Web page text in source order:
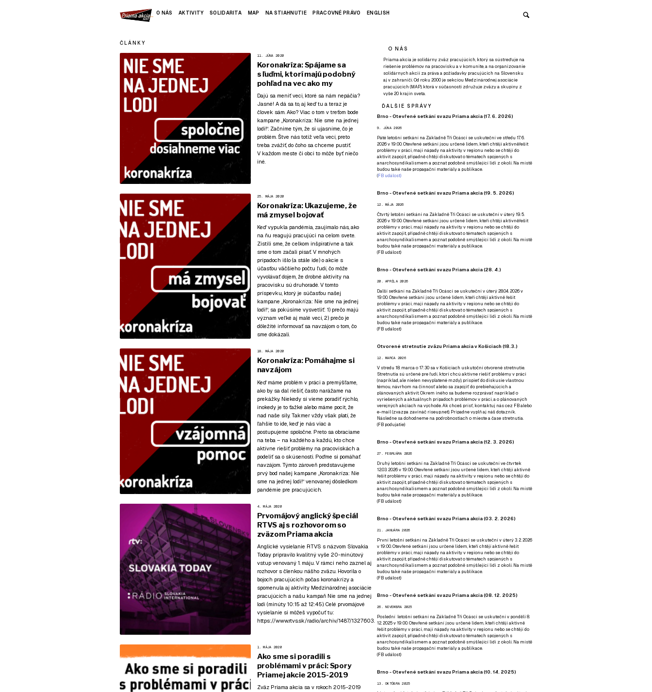
O NÁS AKTIVITY SOLIDARITA MAP NA STIAHNUTIE PRACOVNÉ PRÁVO ENGLISH
ČLÁNKY
11. JÚNA 2020
Koronakríza: Spájame sa
s ľuďmi, ktorí majú podobný
pohľad na vec ako my
Dajú sa meniť veci, ktoré sa nám nepáčia?
Jasné! A dá sa to, aj keď tu a teraz je
človek sám. Ako? Viac o tom v treťom bode
kampane „Koronakríza: Nie sme na jednej
lodi!“. Začnime tým, že si ujasníme, čo je
problém. Štve nás totiž veľa vecí, preto
treba zvážiť, do čoho sa chceme pustiť.
V každom meste či obci to môže byť niečo
iné.
25. MÁJA 2020
Koronakríza: Ukazujeme, že
má zmysel bojovať
Keď vypukla pandémia, zaujímalo nás, ako
na ňu reagujú pracujúci na celom svete.
Zistili sme, že celkom inšpiratívne a tak
sme o tom začali písať. V mnohých
prípadoch išlo (a stále ide) o akcie s
účasťou väčšieho počtu ľudí, čo môže
vyvolávať dojem, že drobné aktivity na
pracovisku sú druhoradé. V tomto
príspevku, ktorý je súčasťou našej
kampane „Koronakríza: Nie sme na jednej
lodi!“, sa pokúsime vysvetliť: 1) prečo majú
význam veľké aj malé veci, 2) prečo je
dôležité informovať sa navzájom o tom, čo
sme dokázali.
18. MÁJA 2020
Koronakríza: Pomáhajme si
navzájom
Keď máme problém v práci a premýšľame,
ako by sa dal riešiť, často narážame na
prekážky. Niekedy si vieme poradiť rýchlo,
inokedy je to ťažké alebo máme pocit, že
nad naše sily. Takmer vždy však platí, že
ľahšie to ide, keď je nás viac a
postupujeme spoločne. Preto sa obraciame
na teba – na každého a každú, kto chce
aktívne riešiť problémy na pracoviskách a
podeliť sa o skúsenosti. Poďme si pomáhať
navzájom. Týmto zároveň predstavujeme
prvý bod našej kampane „Koronakríza: Nie
sme na jednej lodi!“venovanej dôsledkom
pandémie pre pracujúcich.
4. MÁJA 2020
Prvomájový anglický špeciál
RTVS aj s rozhovorom so
zväzom Priama akcia
Anglické vysielanie RTVS s názvom Slovakia
Today pripravilo kvalitný vyše 20-minútový
vstup venovaný 1. máju. V rámci neho zaznel aj
rozhovor s členkou nášho zväzu. Hovorila o
bojoch pracujúcich počas koronakrízy a
spomenula aj aktivity Medzinárodnej asociácie
pracujúcich a našu kampaň Nie sme na jednej
lodi (minúty 10:15 až 12:45). Celé prvomájové
vysielanie si môžeš vypočuť tu:
https://www.rtvs.sk/radio/archiv/1487/1327603.
1. MÁJA 2020
Ako sme si poradili s
problémami v práci: Spory
Priamej akcie 2015-2019
Zväz Priama akcia sa v rokoch 2015-2019
O NÁS
Priama akcia je solidárny zväz pracujúcich, ktorý sa sústreďuje na
riešenie problémov na pracovisku a v komunite, a na organizovanie
solidárnych akcií za práva a požiadavky pracujúcich na Slovensku
aj v zahraničí. Od roku 2000 je sekciou Medzinárodnej asociácie
pracujúcich (MAP), ktorá v súčasnosti združuje zväzy a skupiny z
vyše 20 krajín sveta.
ĎALŠIE SPRÁVY
Brno - Otevřené setkání svazu Priama akcia (17. 6. 2026)
9. JÚNA 2026
Páté letošní setkání na Základně Tři Ocásci se uskuteční ve středu 17. 6.
2026 v 19:00. Otevřené setkání jsou určené lidem, kteří chtějí aktivněřešit
problémy v práci, mají nápady na aktivity v regionu nebo se chtějí do
aktivit zapojit, případně chtějí diskutovat o tématech spojených s
anarchosyndikalismem a poznat podobně smýšlející lidi z okolí. Na místě
budou také naše propagační materiály a publikace.
(FB událost)
Brno - Otevřené setkání svazu Priama akcia (19. 5. 2026)
12. MÁJA 2026
Čtvrtý letošní setkání na Základně Tři Ocásci se uskuteční v úterý 19. 5.
2026 v 19:00. Otevřené setkání jsou určené lidem, kteří chtějí aktivněřešit
problémy v práci, mají nápady na aktivity v regionu nebo se chtějí do
aktivit zapojit, případně chtějí diskutovat o tématech spojených s
anarchosyndikalismem a poznat podobně smýšlející lidi z okolí. Na místě
budou také naše propagační materiály a publikace.
(FB událost)
Brno - Otevřené setkání svazu Priama akcia (28. 4.)
20. APRÍLA 2026
Další setkání na Základně Tři Ocásci se uskuteční v úterý 28.04. 2026 v
19:00. Otevřené setkání jsou určené lidem, kteří chtějí aktivně řešit
problémy v práci, mají nápady na aktivity v regionu nebo se chtějí do
aktivit zapojit, případně chtějí diskutovat o tématech spojených s
anarchosyndikalismem a poznat podobně smýšlející lidi z okolí. Na místě
budou také naše propagační materiály a publikace.
(FB událost)
Otvorené stretnutie zväzu Priama akcia v Košiciach (18.3.)
12. MARCA 2026
V stredu 18. marca o 17:30 sa v Košiciach uskutoční otvorené stretnutie.
Stretnutia sú určené pre ľudí, ktorí chcú aktívne riešiť problémy v práci
(napríklad, ale nielen nevyplatené mzdy), prispieť do diskusie vlastnou
témou, návrhom na činnosť alebo sa zapojiť do prebiehajúcich a
plánovaných aktivít. Okrem iného sa budeme rozprávať napríklad o
vyriešených a aktuálnych prípadoch problémov v práci, a o plánovaných
verejných akciach na východe. Ak chceš prísť, kontaktuj nás cez FBalebo
e-mail (zvazpa zavináč riseup.net). Prípadnevyplň aj náš dotazník.
Následne sa dohodneme na podrobnostiach o mieste a čase stretnutia.
(FB podujatie)
Brno - Otevřené setkání svazu Priama akcia (12. 3. 2026)
27. FEBRUÁRA 2026
Druhý letošní setkání na Základně Tři Ocásci se uskuteční ve čtvrtek
12.03. 2026 v 19:00. Otevřené setkání jsou určené lidem, kteří chtějí aktivně
řešit problémy v práci, mají nápady na aktivity v regionu nebo se chtějí do
aktivit zapojit, případně chtějí diskutovat o tématech spojených s
anarchosyndikalismem a poznat podobně smýšlející lidi z okolí. Na místě
budou také naše propagační materiály a publikace.
(FB událost)
Brno - Otevřené setkání svazu Priama akcia (03. 2. 2026)
21. JANUÁRA 2026
První letošní setkání na Základně Tři Ocásci se uskuteční v úterý 3. 2. 2026
v 19:00. Otevřené setkání jsou určené lidem, kteří chtějí aktivně řešit
problémy v práci, mají nápady na aktivity v regionu nebo se chtějí do
aktivit zapojit, případně chtějí diskutovat o tématech spojených s
anarchosyndikalismem a poznat podobně smýšlející lidi z okolí. Na místě
budou také naše propagační materiály a publikace.
(FB událost)
Brno - Otevřené setkání svazu Priama akcia (08. 12. 2025)
26. NOVEMBRA 2025
Poslední letošní setkání na Základně Tři Ocásci se uskuteční v ponděli 8.
12. 2025 v 19:00. Otevřené setkání jsou určené lidem, kteří chtějí aktivně
řešit problémy v práci, mají nápady na aktivity v regionu nebo se chtějí do
aktivit zapojit, případně chtějí diskutovat o tématech spojených s
anarchosyndikalismem a poznat podobně smýšlející lidi z okolí. Na místě
budou také naše propagační materiály a publikace.
(FB událost)
Brno - Otevřené setkání svazu Priama akcia (10. 14. 2025)
13. OKTÓBRA 2025